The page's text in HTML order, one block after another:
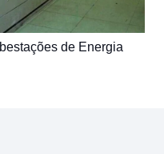
de Energia